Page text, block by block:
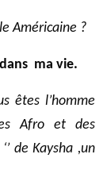
Américaine ?
ma vie.
êtes l’homme
Afro et des
de Kaysha ,un